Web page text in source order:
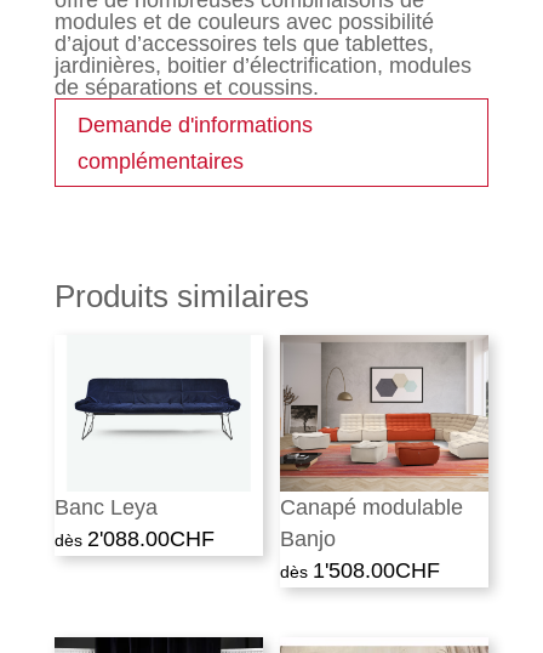
modules et de couleurs avec possibilité
d’ajout d’accessoires tels que tablettes,
jardinières, boitier d’électrification, modules
de séparations et coussins.
Demande d'informations
complémentaires
Produits similaires
Banc Leya
2'088.00CHF
Canapé modulable
Banjo
1'508.00CHF